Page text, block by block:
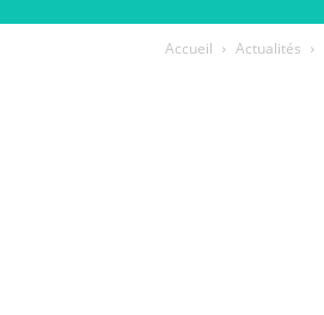
Accueil Actualités